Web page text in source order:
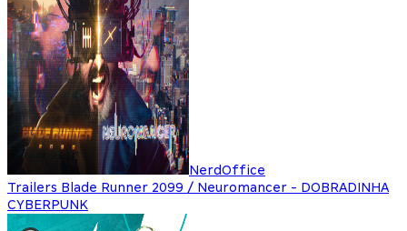
NerdOffice
Trailers Blade Runner 2099 / Neuromancer - DOBRADINHA
CYBERPUNK